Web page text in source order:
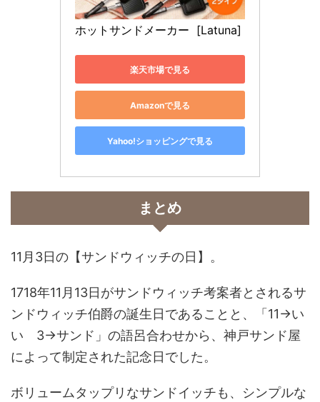
ホットサンドメーカー  [Latuna]
楽天市場で見る
Amazonで見る
Yahoo!ショッピングで見る
まとめ
11月3日の【サンドウィッチの日】。
1718年11月13日がサンドウィッチ考案者とされるサ
ンドウィッチ伯爵の誕生日であることと、「11→い
い 3→サンド」の語呂合わせから、神戸サンド屋
によって制定された記念日でした。
ボリュームタップリなサンドイッチも、シンプルな